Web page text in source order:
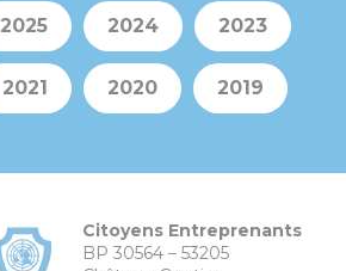
2025 2024 2023
2021 2020 2019
Citoyens Entreprenants
BP 30564 – 53205